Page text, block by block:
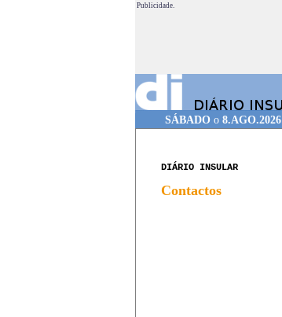
Publicidade.
SÁBADO o 8.AGO.2026
DIÁRIO INSULAR
Contactos